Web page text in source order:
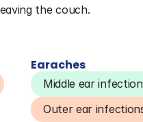
the couch.
Earaches
Middle ear
Outer ear